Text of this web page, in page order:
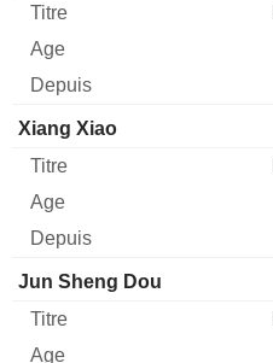
Xiang Xiao
Jun Sheng Dou